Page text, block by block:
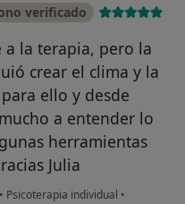
verificado
la terapia, pero la
crear el clima y la
ello y desde
a entender lo
herramientas
Julia
• Psicoterapia individual •